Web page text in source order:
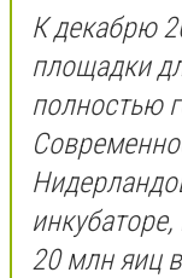
К декабрю
площадки
полностью
20 млн яиц